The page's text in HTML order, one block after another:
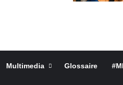
Multimedia Glossaire